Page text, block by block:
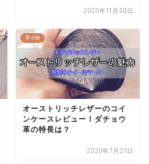
2020年11月20日
革小物
オーストリッチレザーのコイ
ンケースレビュー！ダチョウ
革の特長は？
2020年7月21日